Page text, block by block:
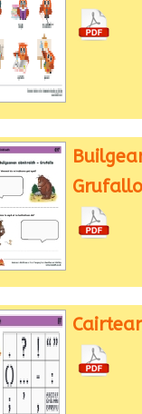
Grufallo